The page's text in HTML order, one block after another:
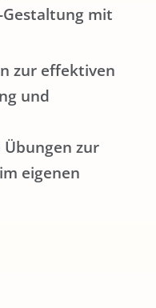
mit
zur effektiven
und
Übungen zur
eigenen